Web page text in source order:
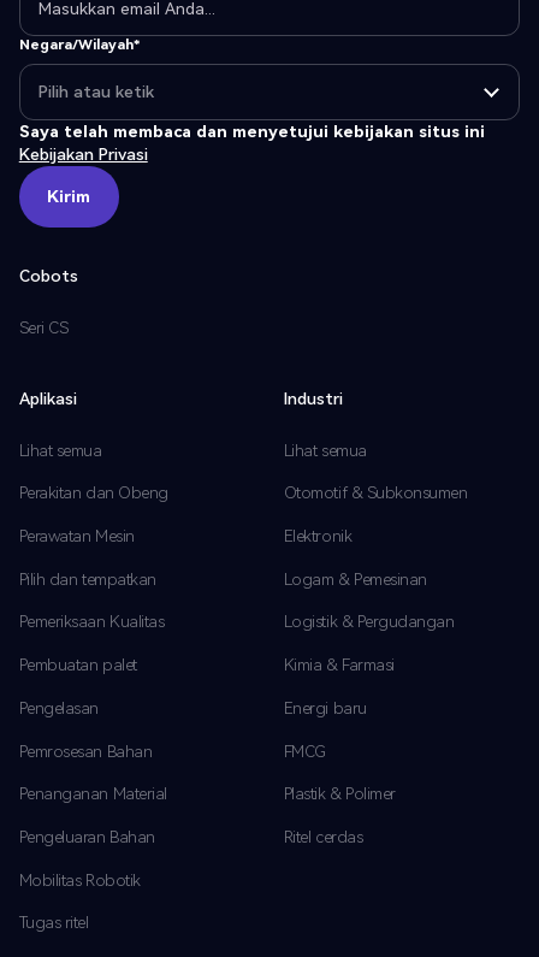
Negara/Wilayah*
Saya telah membaca dan menyetujui kebijakan situs ini
Kebijakan Privasi
Kirim
Kirim
Cobots
Seri CS
Aplikasi
Lihat semua
Perakitan dan Obeng
Perawatan Mesin
Pilih dan tempatkan
Pemeriksaan Kualitas
Pembuatan palet
Pengelasan
Pemrosesan Bahan
Penanganan Material
Pengeluaran Bahan
Mobilitas Robotik
Tugas ritel
Industri
Lihat semua
Otomotif & Subkonsumen
Elektronik
Logam & Pemesinan
Logistik & Pergudangan
Kimia & Farmasi
Energi baru
FMCG
Plastik & Polimer
Ritel cerdas